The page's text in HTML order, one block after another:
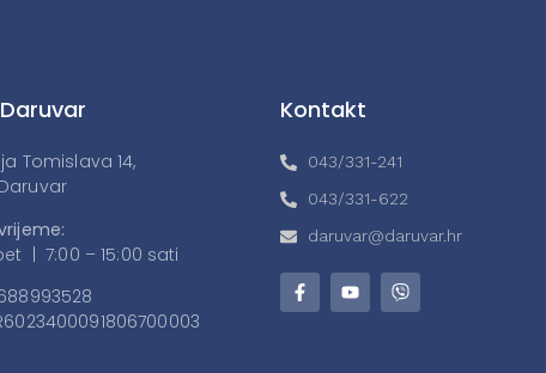
Tomislava 14,
| 7:00 – 15:00 sati
Kontakt
043/331-241
043/331-622
daruvar@daruvar.hr